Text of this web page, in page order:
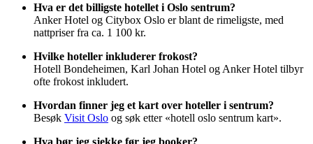
Hva er det billigste hotellet i Oslo sentrum?
Anker Hotel og Citybox Oslo er blant de rimeligste, med
nattpriser fra ca. 1 100 kr.
Hvilke hoteller inkluderer frokost?
Hotell Bondeheimen, Karl Johan Hotel og Anker Hotel tilbyr
ofte frokost inkludert.
Hvordan finner jeg et kart over hoteller i sentrum?
Besøk Visit Oslo og søk etter «hotell oslo sentrum kart».
Hva bør jeg sjekke før jeg booker?